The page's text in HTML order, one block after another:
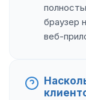
браузер
веб-